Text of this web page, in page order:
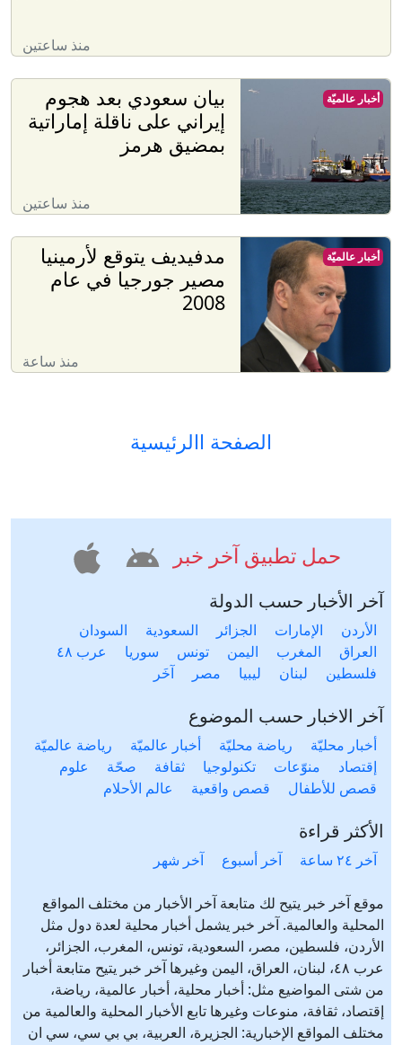
منذ ساعتين
بيان سعودي بعد هجوم
إيراني على ناقلة إماراتية
بمضيق هرمز
منذ ساعتين
أخبار عالميّة
مدفيديف يتوقع لأرمينيا
مصير جورجيا في عام
2008
منذ ساعة
أخبار عالميّة
الصفحة االرئيسية
حمل تطبيق آخر خبر
آخر الأخبار حسب الدولة
الأردن الإمارات الجزائر السعودية
السودان
العراق
المغرب اليمن تونس سوريا
عرب ٤٨
فلسطين
لبنان ليبيا مصر آخَر
آخر الاخبار حسب الموضوع
أخبار محليّة رياضة محليّة أخبار عالميّة
رياضة عالميّة
إقتصاد
منوّعات تكنولوجيا ثقافة صحّة
علوم
قصص للأطفال
قصص واقعية عالم الأحلام
الأكثر قراءة
آخر ٢٤ ساعة آخر أسبوع آخر شهر
موقع آخر خبر يتيح لك متابعة آخر الأخبار من مختلف المواقع
المحلية والعالمية. آخر خبر يشمل أخبار محلية لعدة دول مثل
الأردن، فلسطين، مصر، السعودية، تونس، المغرب، الجزائر،
عرب ٤٨، لبنان، العراق، اليمن وغيرها آخر خبر يتيح متابعة أخبار
من شتى المواضيع مثل: أخبار محلية، أخبار عالمية، رياضة،
إقتصاد، ثقافة، منوعات وغيرها تابع الأخبار المحلية والعالمية من
مختلف المواقع الإخبارية: الجزيرة، العربية، بي بي سي، سي ان